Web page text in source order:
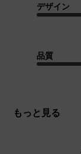
デザイン
品質
もっと見る